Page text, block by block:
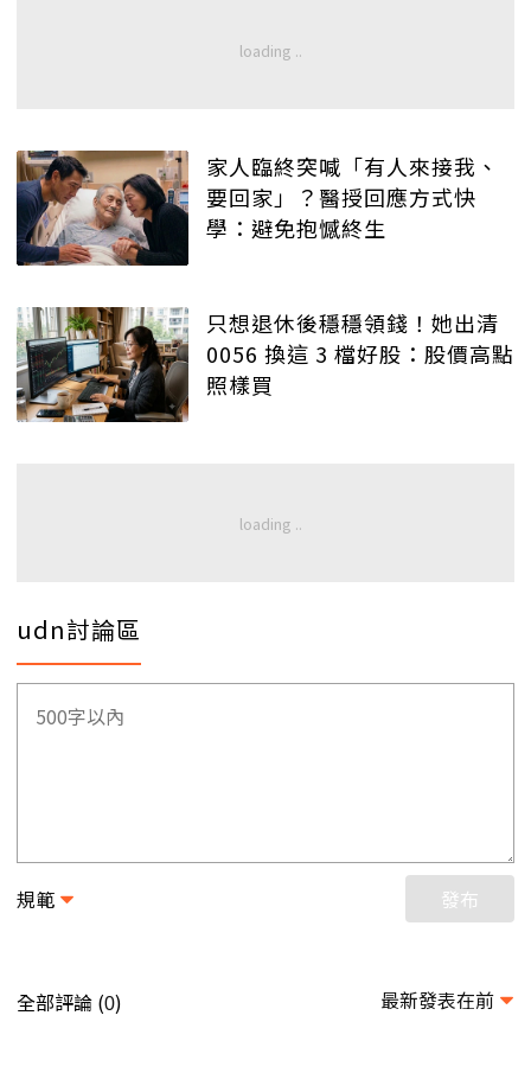
家人臨終突喊「有人來接我、
要回家」？醫授回應方式快
學：避免抱憾終生
只想退休後穩穩領錢！她出清
0056 換這 3 檔好股：股價高點
照樣買
udn討論區
規範 發布
全部評論 (0) 最新發表在前